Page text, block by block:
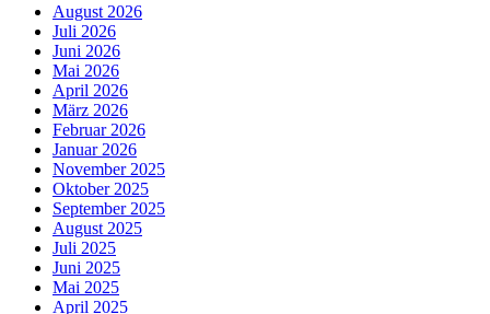
August 2026
Juli 2026
Juni 2026
Mai 2026
April 2026
März 2026
Februar 2026
Januar 2026
November 2025
Oktober 2025
September 2025
August 2025
Juli 2025
Juni 2025
Mai 2025
April 2025